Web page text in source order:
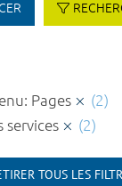
Pages
(2)
services
(2)
TOUS LES